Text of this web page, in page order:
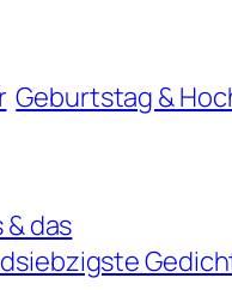
Geburtstag &
das